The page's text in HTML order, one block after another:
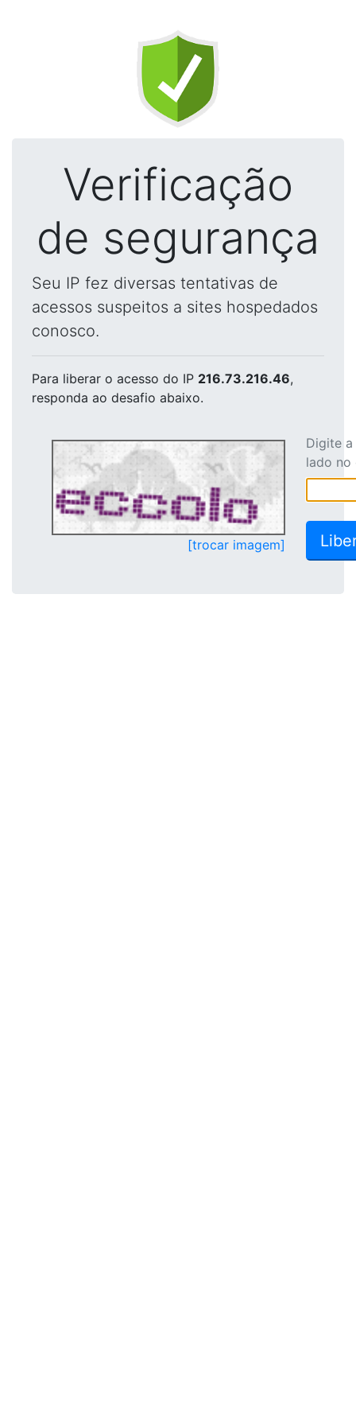
Verificação
de segurança
Seu IP fez diversas tentativas de
acessos suspeitos a sites hospedados
conosco.
Para liberar o acesso do IP 216.73.216.46,
responda ao desafio abaixo.
[trocar imagem]
Digite
lado no